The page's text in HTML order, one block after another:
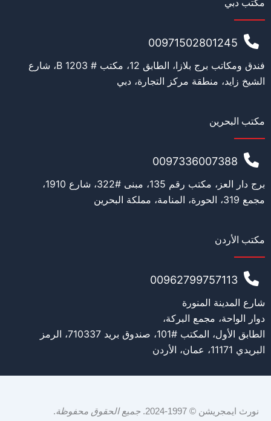
ا
المنصب الحالي*
مكتب دبي
00971502801245
فندق ومكاتب برج بلازا، الطابق 12، مكتب # 1203 B، شارع
الشيخ زايد، منطقة مركز التجارة، دبي
مكتب البحرين
0097336007388
برج دار العز، مكتب رقم 135، مبنى #322، شارع 1910،
مجمع 319، الحورة، المنامة، مملكة البحرين
مكتب الأردن
00962799757113
شارع المدينة المنورة
دوار الواحة، مجمع البركة،
الطابق الأول، المكتب #101، صندوق بريد 710337، الرمز
البريدي 11171، عمان، الأردن
نورث ايمجريشن © 1997-2024. جميع الحقوق محفوظة.